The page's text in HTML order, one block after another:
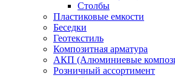
Столбы
Пластиковые емкости
Беседки
Геотекстиль
Композитная арматура
АКП (Алюминиевые
Розничный ассортимент